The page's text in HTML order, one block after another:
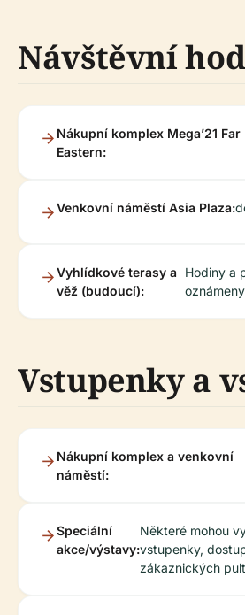
Návštěvní
Nákupní komplex Mega’21 Far
Eastern:
Venkovní náměstí Asia Plaza:
Vyhlídkové terasy a
věž (budoucí):
Hodiny a
Vstupenky a
Nákupní komplex a venkovní
náměstí:
Speciální
akce/výstavy:
Některé mohou
vstupenky,
zákaznických